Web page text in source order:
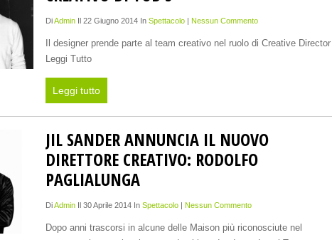
DiAdmin Il 22 Giugno 2014 InSpettacolo |Nessun Commento
Il designer prende parte al team creativo nel ruolo di Creative Director
Leggi Tutto
Leggi tutto
JIL SANDER ANNUNCIA IL NUOVO
DIRETTORE CREATIVO: RODOLFO
PAGLIALUNGA
DiAdmin Il 30 Aprile 2014 InSpettacolo |Nessun Commento
Dopo anni trascorsi in alcune delle Maison più riconosciute nel